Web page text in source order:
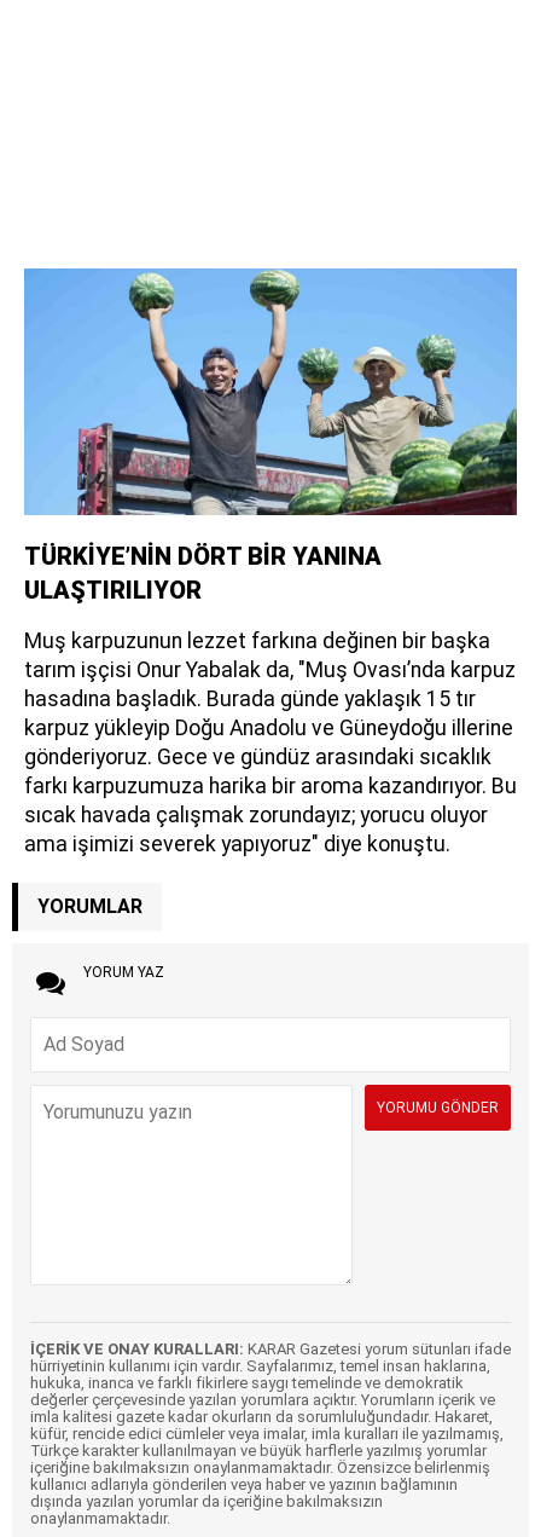
TÜRKİYE’NİN DÖRT BİR YANINA
ULAŞTIRILIYOR
Muş karpuzunun lezzet farkına değinen bir başka
tarım işçisi Onur Yabalak da, "Muş Ovası’nda karpuz
hasadına başladık. Burada günde yaklaşık 15 tır
karpuz yükleyip Doğu Anadolu ve Güneydoğu illerine
gönderiyoruz. Gece ve gündüz arasındaki sıcaklık
farkı karpuzumuza harika bir aroma kazandırıyor. Bu
sıcak havada çalışmak zorundayız; yorucu oluyor
ama işimizi severek yapıyoruz" diye konuştu.
YORUMLAR
YORUM YAZ
İÇERİK VE ONAY KURALLARI: KARAR Gazetesi yorum sütunları ifade
hürriyetinin kullanımı için vardır. Sayfalarımız, temel insan haklarına,
hukuka, inanca ve farklı fikirlere saygı temelinde ve demokratik
değerler çerçevesinde yazılan yorumlara açıktır. Yorumların içerik ve
imla kalitesi gazete kadar okurların da sorumluluğundadır. Hakaret,
küfür, rencide edici cümleler veya imalar, imla kuralları ile yazılmamış,
Türkçe karakter kullanılmayan ve büyük harflerle yazılmış yorumlar
içeriğine bakılmaksızın onaylanmamaktadır. Özensizce belirlenmiş
kullanıcı adlarıyla gönderilen veya haber ve yazının bağlamının
dışında yazılan yorumlar da içeriğine bakılmaksızın
onaylanmamaktadır.